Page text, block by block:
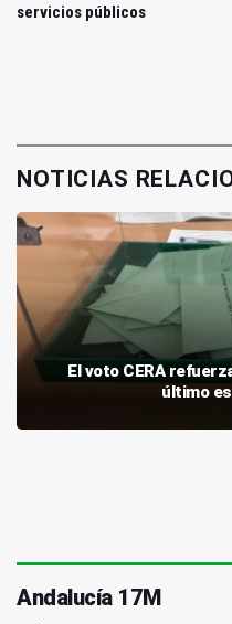
servicios públicos
NOTICIAS
El voto CERA
último
Andalucía 17M